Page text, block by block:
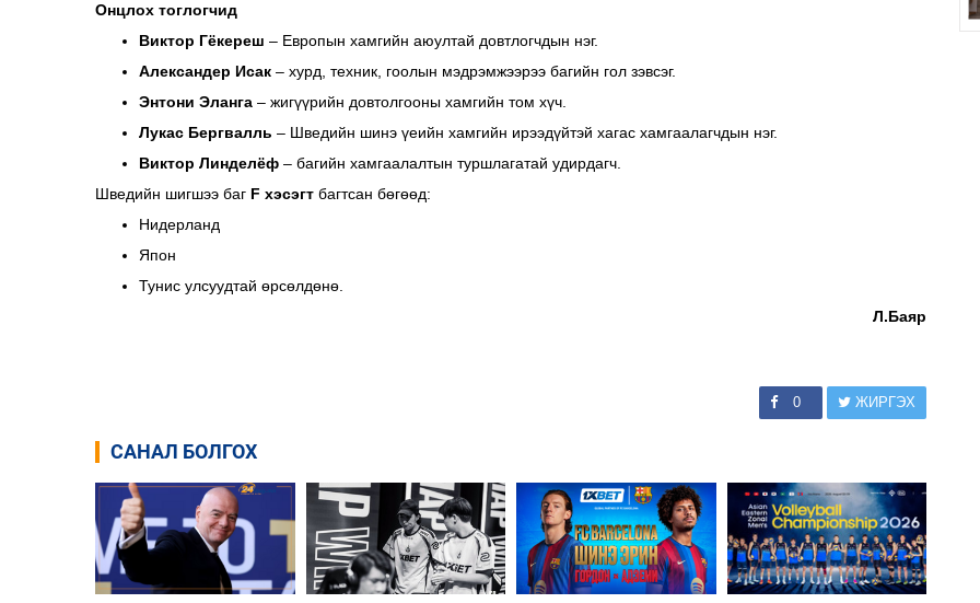
Онцлох тоглогчид
Виктор Гёкереш – Европын хамгийн аюултай довтлогчдын нэг.
Александер Исак – хурд, техник, гоолын мэдрэмжээрээ багийн гол зэвсэг.
Энтони Эланга – жигүүрийн довтолгооны хамгийн том хүч.
Лукас Бергвалль – Шведийн шинэ үеийн хамгийн ирээдүйтэй хагас хамгаалагчдын нэг.
Виктор Линделёф – багийн хамгаалалтын туршлагатай удирдагч.
Шведийн шигшээ баг F хэсэгт багтсан бөгөөд:
Нидерланд
Япон
Тунис улсуудтай өрсөлдөнө.
Л.Баяр
0 ЖИРГЭХ
САНАЛ БОЛГОХ